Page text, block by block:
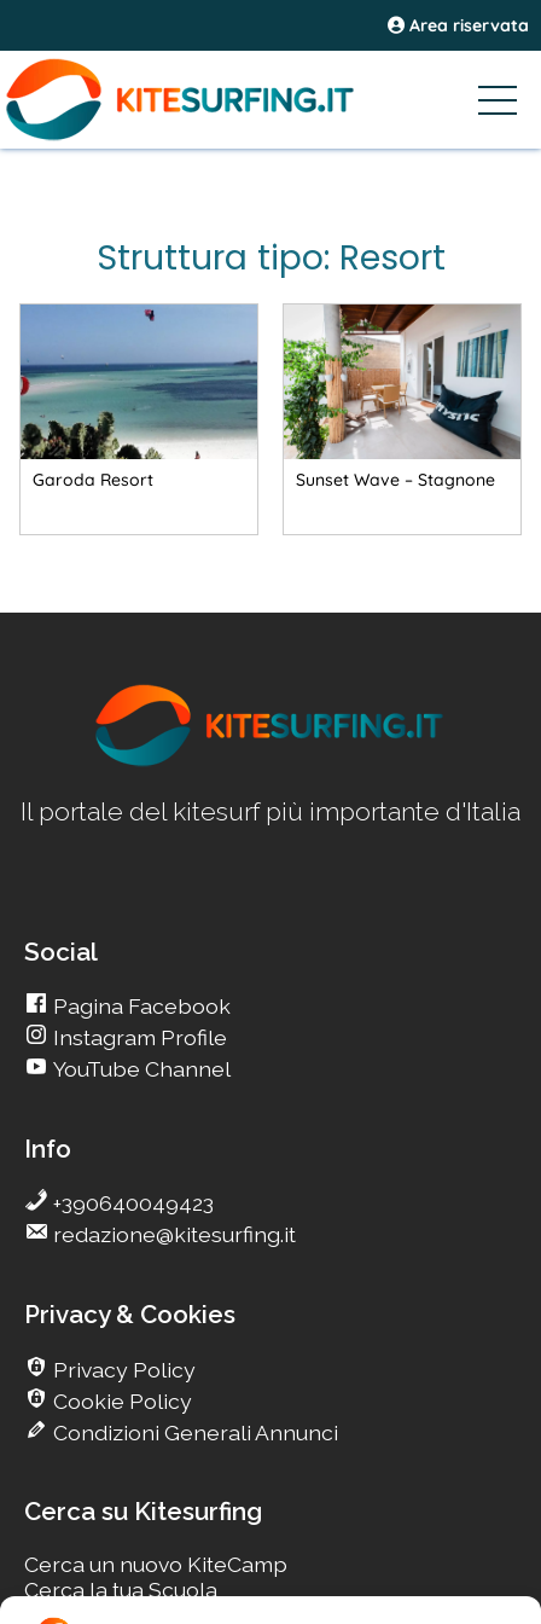
Area riservata
Struttura tipo: Resort
Garoda Resort Sunset Wave – Stagnone
Il portale del kitesurf più importante d'Italia
Social
Pagina Facebook
Instagram Profile
YouTube Channel
Info
+390640049423
redazione@kitesurfing.it
Privacy & Cookies
Privacy Policy
Cookie Policy
Condizioni Generali Annunci
Cerca su Kitesurfing
Cerca un nuovo KiteCamp
Cerca la tua Scuola
Cerca il tuo KiteSpot